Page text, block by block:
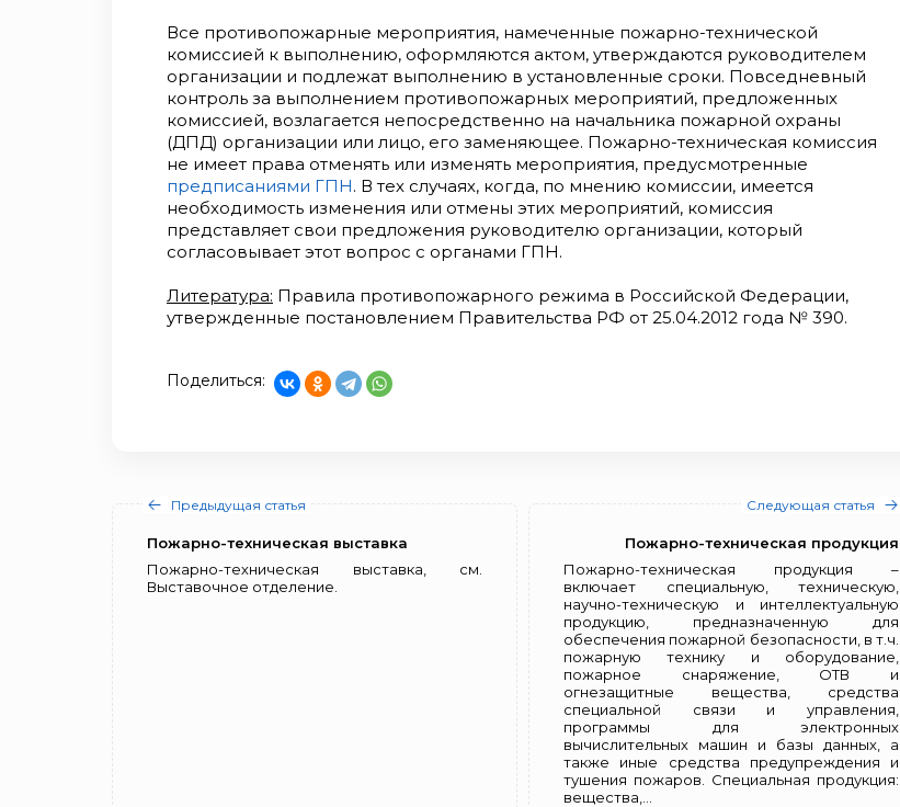
Все противопожарные мероприятия, намеченные пожарно-технической
комиссией к выполнению, оформляются актом, утверждаются руководителем
организации и подлежат выполнению в установленные сроки. Повседневный
контроль за выполнением противопожарных мероприятий, предложенных
комиссией, возлагается непосредственно на начальника пожарной охраны
(ДПД) организации или лицо, его заменяющее. Пожарно-техническая комиссия
не имеет права отменять или изменять мероприятия, предусмотренные
предписаниями ГПН. В тех случаях, когда, по мнению комиссии, имеется
необходимость изменения или отмены этих мероприятий, комиссия
представляет свои предложения руководителю организации, который
согласовывает этот вопрос с органами ГПН.
Литература: Правила противопожарного режима в Российской Федерации,
утвержденные постановлением Правительства РФ от 25.04.2012 года № 390.
Поделиться:
Предыдущая статья
Пожарно-техническая выставка
Пожарно-техническая выставка, см.
Выставочное отделение.
Следующая статья
Пожарно-техническая продукция
Пожарно-техническая продукция –
включает специальную, техническую,
научно-техническую и интеллектуальную
продукцию, предназначенную для
обеспечения пожарной безопасности, в т.ч.
пожарную технику и оборудование,
пожарное снаряжение, ОТВ и
огнезащитные вещества, средства
специальной связи и управления,
программы для электронных
вычислительных машин и базы данных, а
также иные средства предупреждения и
тушения пожаров. Специальная продукция:
вещества,...